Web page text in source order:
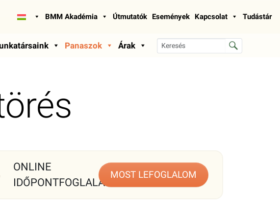
BMM Akadémia Útmutatók Események Kapcsolat Tudástár
Panaszok Árak
ONLINE
IDŐPONTFOGLALÁS
MOST LEFOGLALOM